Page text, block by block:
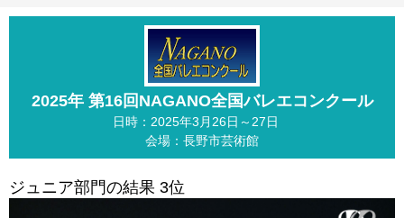
2025年 第16回NAGANO全国バレエコンクール
日時：2025年3月26日～27日
会場：長野市芸術館
ジュニア部門の結果 3位